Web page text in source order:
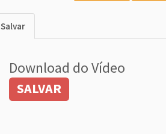
Salvar
Download do Vídeo
SALVAR